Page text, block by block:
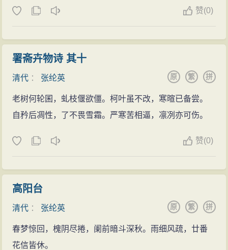
赞(0)
署斋卉物诗 其十
清代 ： 张纶英 拼
繁
原
老树何轮囷，虬枝偃欲僵。柯叶虽不改，寒暄已备尝。
自矜后凋性，了不畏雪霜。严寒苦相逼，凛冽亦可伤。
赞(0)
高阳台
清代 ： 张纶英 拼
繁
原
春梦惊回，槐阴尽捲，阑前暗斗深秋。雨细风疏，廿番
花信皆休。